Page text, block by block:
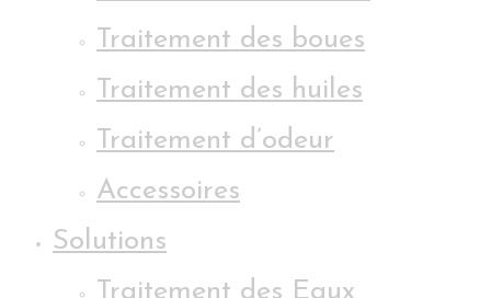
Traitement des boues
Traitement des huiles
Traitement d’odeur
Accessoires
Solutions
Traitement des Eaux